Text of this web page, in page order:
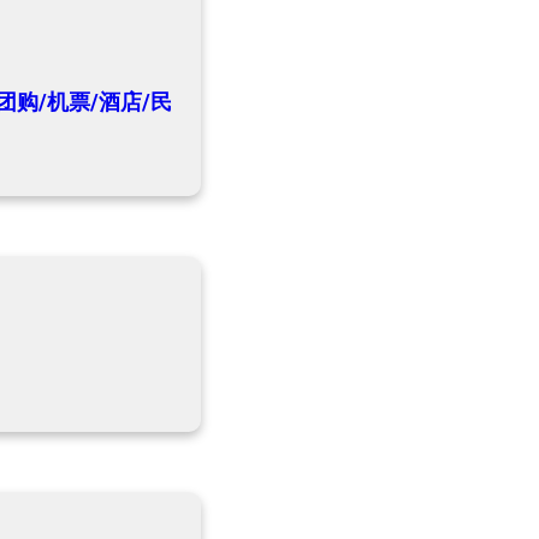
购/机票/酒店/民